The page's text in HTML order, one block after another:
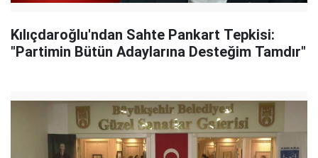
Kılıçdaroğlu'ndan Sahte Pankart Tepkisi:
"Partimin Bütün Adaylarına Desteğim Tamdır"